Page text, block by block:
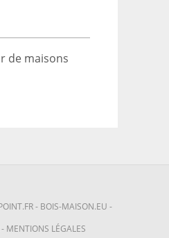
de maisons
- BOIS-MAISON.EU -
- MENTIONS LÉGALES